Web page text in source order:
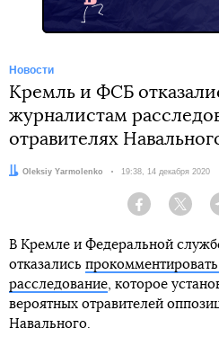
Новости
Кремль и ФСБ
журналистам
отравителях
Автор:
Oleksiy Yarmolenko Дата:
19:38, 14 декабря 2020
Facebook
В Кремле и Федеральной
отказались
расследование, которое
вероятных отравителей
Навального.